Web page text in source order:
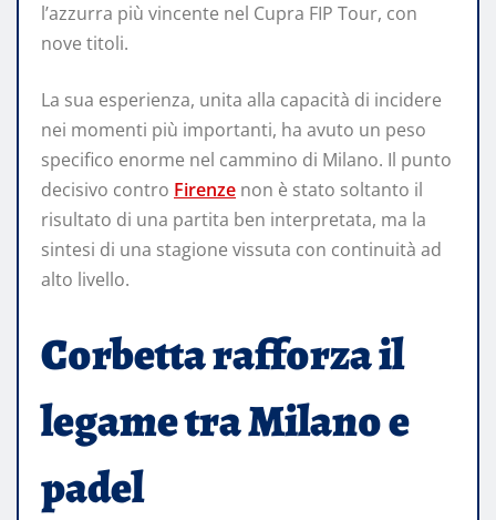
l’azzurra più vincente nel Cupra FIP Tour, con
nove titoli.
La sua esperienza, unita alla capacità di incidere
nei momenti più importanti, ha avuto un peso
specifico enorme nel cammino di Milano. Il punto
decisivo contro Firenze non è stato soltanto il
risultato di una partita ben interpretata, ma la
sintesi di una stagione vissuta con continuità ad
alto livello.
Corbetta rafforza il
legame tra Milano e
padel